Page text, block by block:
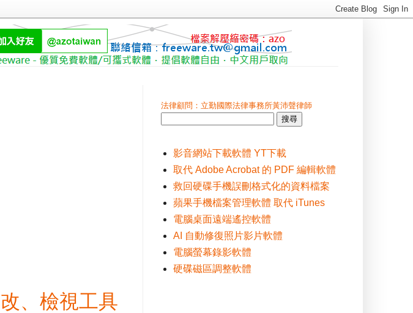
、檢視工具
法律顧問：立勤國際法律事務所黃沛聲律師
影音網站下載軟體 YT下載
取代 Adobe Acrobat 的 PDF 編輯軟體
救回硬碟手機誤刪格式化的資料檔案
蘋果手機檔案管理軟體 取代 iTunes
電腦桌面遠端遙控軟體
AI 自動修復照片影片軟體
電腦螢幕錄影軟體
硬碟磁區調整軟體